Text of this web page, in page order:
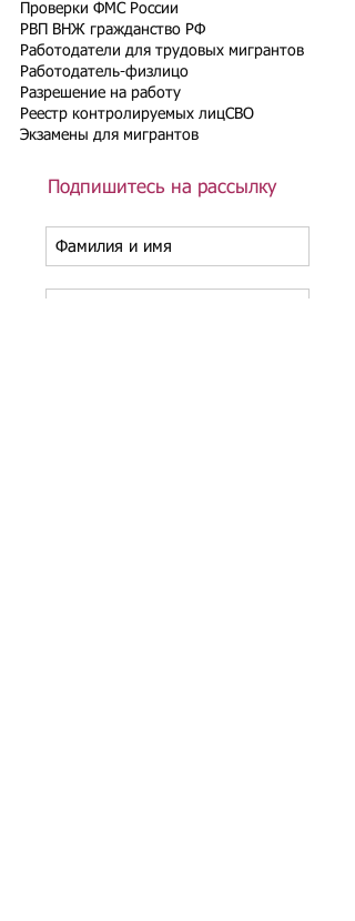
Проверки ФМС России
РВП ВНЖ гражданство РФ
Работодатели для трудовых мигрантов
Работодатель-физлицо
Разрешение на работу
Реестр контролируемых лицСВО
Экзамены для мигрантов
Подпишитесь на рассылку